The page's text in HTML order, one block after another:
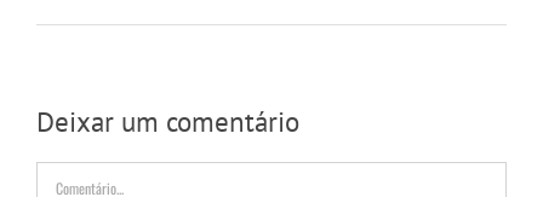
Deixar um comentário
Comentário